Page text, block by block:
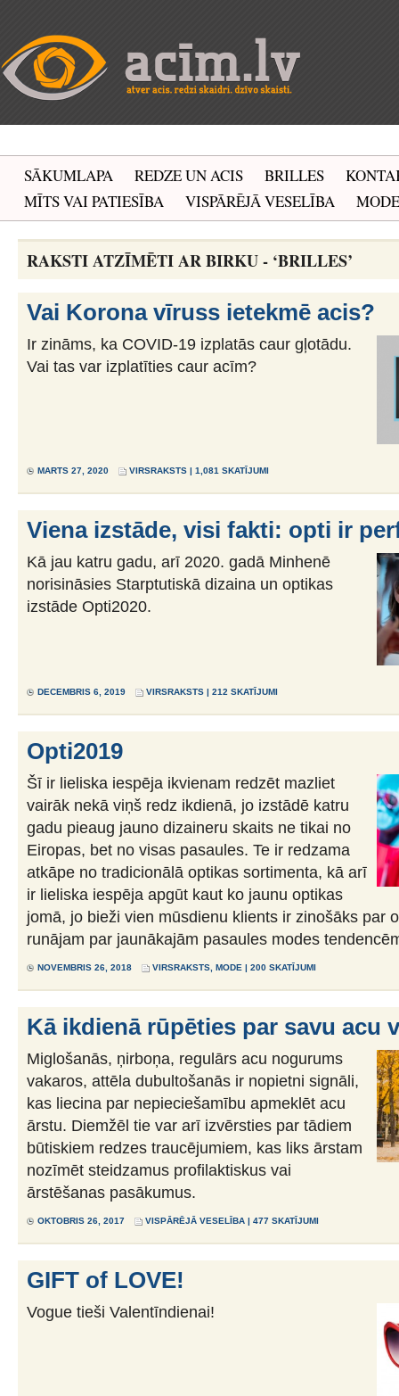
SĀKUMLAPA REDZE UN ACIS BRILLES
MĪTS VAI PATIESĪBA
VISPĀRĒJĀ VESELĪBA MODE
RAKSTI ATZĪMĒTI AR BIRKU - ‘BRILLES’
Vai Korona vīruss ietekmē acis?
Ir zināms, ka COVID-19 izplatās caur gļotādu.
Vai tas var izplatīties caur acīm?
MARTS 27, 2020 VIRSRAKSTS | 1,081 SKATĪJUMI
Viena izstāde, visi fakti: opti ir
Kā jau katru gadu, arī 2020. gadā Minhenē
norisināsies Starptutiskā dizaina un optikas
izstāde Opti2020.
DECEMBRIS 6, 2019 VIRSRAKSTS | 212 SKATĪJUMI
Opti2019
Šī ir lieliska iespēja ikvienam redzēt mazliet
vairāk nekā viņš redz ikdienā, jo izstādē katru
gadu pieaug jauno dizaineru skaits ne tikai no
Eiropas, bet no visas pasaules. Te ir redzama
atkāpe no tradicionālā optikas sortimenta, kā arī
ir lieliska iespēja apgūt kaut ko jaunu optikas
jomā, jo bieži vien mūsdienu klients ir zinošāks par
runājam par jaunākajām pasaules modes
NOVEMBRIS 26, 2018 VIRSRAKSTS MODE | 200 SKATĪJUMI
Kā ikdienā rūpēties par savu acu
Miglošanās, ņirboņa, regulārs acu nogurums
vakaros, attēla dubultošanās ir nopietni signāli,
kas liecina par nepieciešamību apmeklēt acu
ārstu. Diemžēl tie var arī izvērsties par tādiem
būtiskiem redzes traucējumiem, kas liks ārstam
nozīmēt steidzamus profilaktiskus vai
ārstēšanas pasākumus.
OKTOBRIS 26, 2017 VISPĀRĒJĀ VESELĪBA | 477 SKATĪJUMI
GIFT of LOVE!
Vogue tieši Valentīndienai!